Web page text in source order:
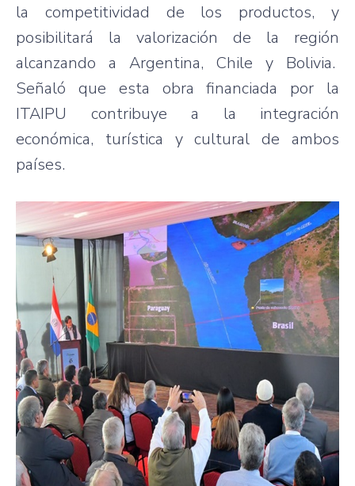
la competitividad de los productos, y
posibilitará la valorización de la región
alcanzando a Argentina, Chile y Bolivia.
Señaló que esta obra financiada por la
ITAIPU contribuye a la integración
económica, turística y cultural de ambos
países.